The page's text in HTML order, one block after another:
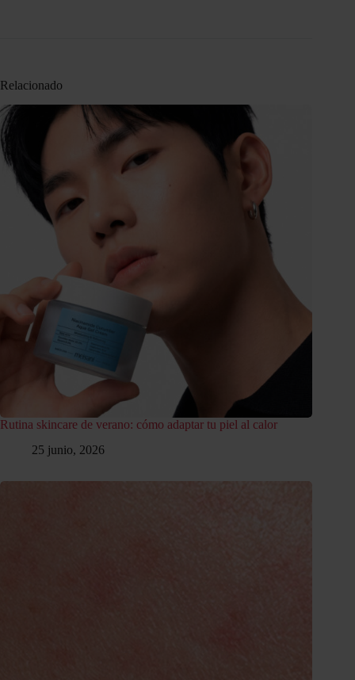
Relacionado
Rutina skincare de verano: cómo adaptar tu piel al calor
25 junio, 2026